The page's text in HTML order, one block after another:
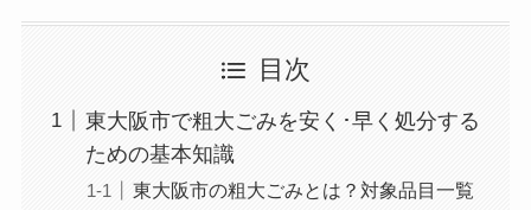
目次
東大阪市で粗大ごみを安く･早く処分する
ための基本知識
東大阪市の粗大ごみとは？対象品目一覧